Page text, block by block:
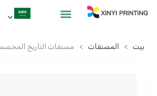
بيت > المصنفات > مصنفات التاريخ المخصصة